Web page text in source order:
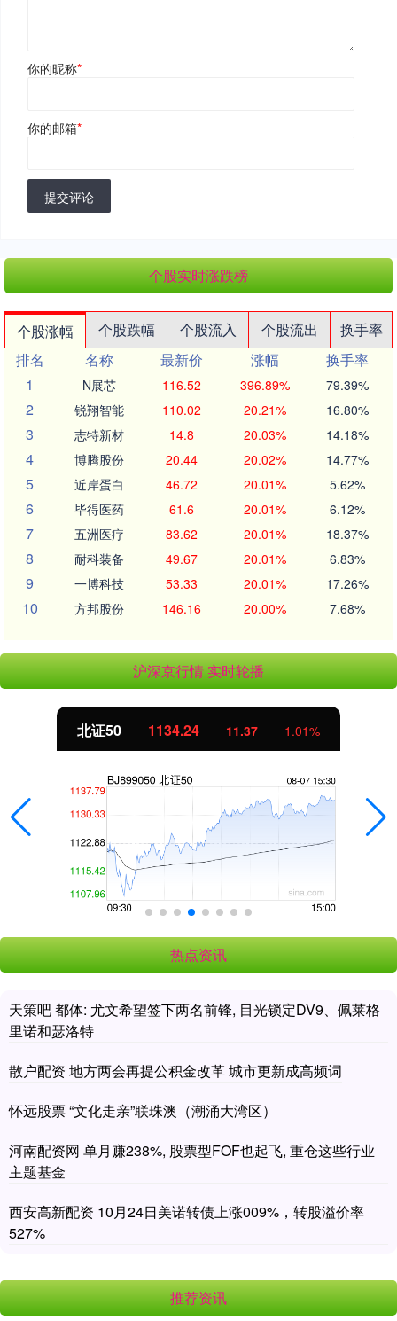
你的昵称*
你的邮箱*
提交评论
个股实时涨跌榜
个股涨幅 个股跌幅 个股流入 个股流出
换手率
排名
名称 最新价 涨幅
换手率
1
N展芯 116.52 396.89% 79.39%
2 锐翔智能 110.02 20.21% 16.80%
3 志特新材 14.8 20.03% 14.18%
4 博腾股份 20.44 20.02% 14.77%
5 近岸蛋白 46.72 20.01% 5.62%
6 毕得医药 61.6 20.01% 6.12%
7 五洲医疗 83.62 20.01% 18.37%
8 耐科装备 49.67 20.01% 6.83%
9 一博科技 53.33 20.01% 17.26%
10 方邦股份 146.16 20.00% 7.68%
沪深京行情 实时轮播
北证50 1134.24 11.37 1.01%
热点资讯
天策吧 都体: 尤文希望签下两名前锋, 目光锁定DV9、佩莱格
里诺和瑟洛特
散户配资 地方两会再提公积金改革 城市更新成高频词
怀远股票 “文化走亲”联珠澳（潮涌大湾区）
河南配资网 单月赚238%, 股票型FOF也起飞, 重仓这些行业
主题基金
西安高新配资 10月24日美诺转债上涨009%，转股溢价率
527%
推荐资讯